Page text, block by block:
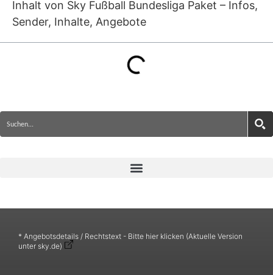
Inhalt von Sky Fußball Bundesliga Paket – Infos,
Sender, Inhalte, Angebote
* Angebotsdetails / Rechtstext - Bitte hier klicken (Aktuelle Version
unter sky.de)